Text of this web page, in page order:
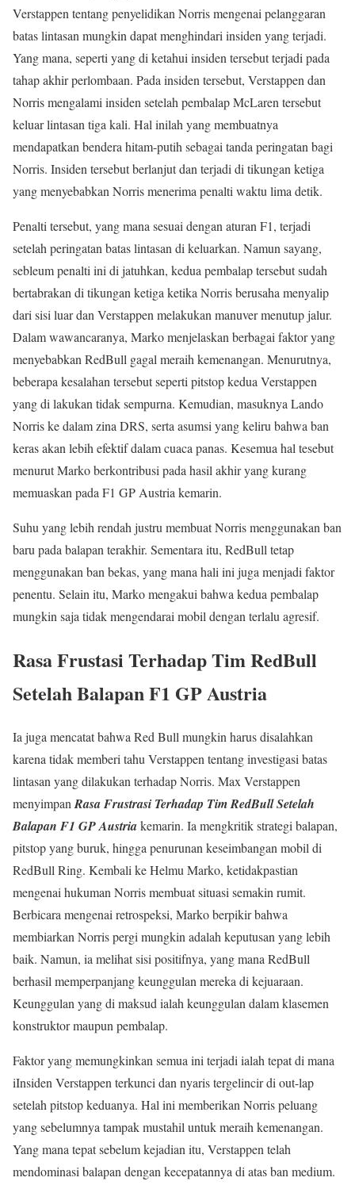
Verstappen tentang penyelidikan Norris mengenai pelanggaran
batas lintasan mungkin dapat menghindari insiden yang terjadi.
Yang mana, seperti yang di ketahui insiden tersebut terjadi pada
tahap akhir perlombaan. Pada insiden tersebut, Verstappen dan
Norris mengalami insiden setelah pembalap McLaren tersebut
keluar lintasan tiga kali. Hal inilah yang membuatnya
mendapatkan bendera hitam-putih sebagai tanda peringatan bagi
Norris. Insiden tersebut berlanjut dan terjadi di tikungan ketiga
yang menyebabkan Norris menerima penalti waktu lima detik.
Penalti tersebut, yang mana sesuai dengan aturan F1, terjadi
setelah peringatan batas lintasan di keluarkan. Namun sayang,
sebleum penalti ini di jatuhkan, kedua pembalap tersebut sudah
bertabrakan di tikungan ketiga ketika Norris berusaha menyalip
dari sisi luar dan Verstappen melakukan manuver menutup jalur.
Dalam wawancaranya, Marko menjelaskan berbagai faktor yang
menyebabkan RedBull gagal meraih kemenangan. Menurutnya,
beberapa kesalahan tersebut seperti pitstop kedua Verstappen
yang di lakukan tidak sempurna. Kemudian, masuknya Lando
Norris ke dalam zina DRS, serta asumsi yang keliru bahwa ban
keras akan lebih efektif dalam cuaca panas. Kesemua hal tesebut
menurut Marko berkontribusi pada hasil akhir yang kurang
memuaskan pada F1 GP Austria kemarin.
Suhu yang lebih rendah justru membuat Norris menggunakan ban
baru pada balapan terakhir. Sementara itu, RedBull tetap
menggunakan ban bekas, yang mana hali ini juga menjadi faktor
penentu. Selain itu, Marko mengakui bahwa kedua pembalap
mungkin saja tidak mengendarai mobil dengan terlalu agresif.
Rasa Frustasi Terhadap Tim RedBull
Setelah Balapan F1 GP Austria
Ia juga mencatat bahwa Red Bull mungkin harus disalahkan
karena tidak memberi tahu Verstappen tentang investigasi batas
lintasan yang dilakukan terhadap Norris. Max Verstappen
menyimpan Rasa Frustrasi Terhadap Tim RedBull Setelah
Balapan F1 GP Austriakemarin. Ia mengkritik strategi balapan,
pitstop yang buruk, hingga penurunan keseimbangan mobil di
RedBull Ring. Kembali ke Helmu Marko, ketidakpastian
mengenai hukuman Norris membuat situasi semakin rumit.
Berbicara mengenai retrospeksi, Marko berpikir bahwa
membiarkan Norris pergi mungkin adalah keputusan yang lebih
baik. Namun, ia melihat sisi positifnya, yang mana RedBull
berhasil memperpanjang keunggulan mereka di kejuaraan.
Keunggulan yang di maksud ialah keunggulan dalam klasemen
konstruktor maupun pembalap.
Faktor yang memungkinkan semua ini terjadi ialah tepat di mana
iInsiden Verstappen terkunci dan nyaris tergelincir di out-lap
setelah pitstop keduanya. Hal ini memberikan Norris peluang
yang sebelumnya tampak mustahil untuk meraih kemenangan.
Yang mana tepat sebelum kejadian itu, Verstappen telah
mendominasi balapan dengan kecepatannya di atas ban medium.